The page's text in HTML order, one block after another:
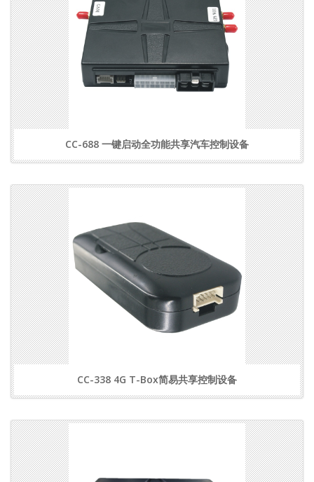
CC-688 一键启动全功能共享汽车控制设备
CC-338 4G T-Box简易共享控制设备